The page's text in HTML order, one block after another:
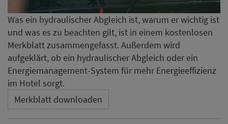
Was ein hydraulischer Abgleich ist, warum er wichtig ist
und was es zu beachten gilt, ist in einem kostenlosen
Merkblatt zusammengefasst. Außerdem wird
aufgeklärt, ob ein hydraulischer Abgleich oder ein
Energiemanagement-System für mehr Energieeffizienz
im Hotel sorgt.
Merkblatt downloaden